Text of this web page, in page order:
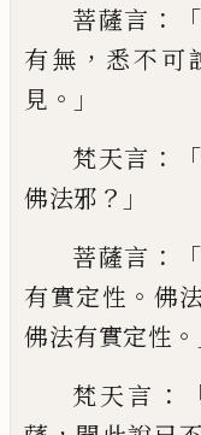
菩薩言 ：「
有無 ， 悉不可
見 。」
梵天言 ：「
佛法邪 ？」
菩薩言 ：「
有實定性 。 佛
佛法有實定性 。
梵天言 ：